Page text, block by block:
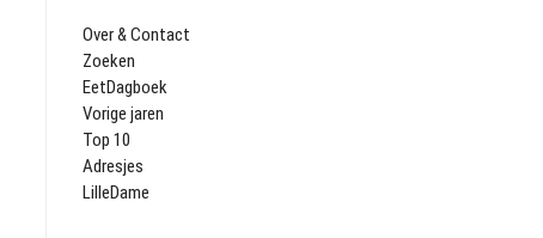
Over & Contact
Zoeken
EetDagboek
Vorige jaren
Top 10
Adresjes
LilleDame